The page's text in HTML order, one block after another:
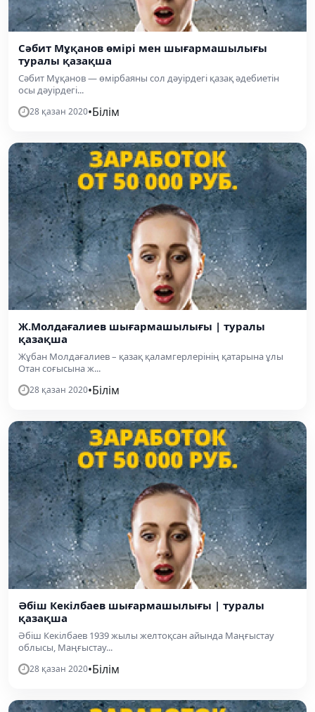
Сәбит Мұқанов өмірі мен шығармашылығы
туралы қазақша
Сәбит Мұқанов — өмірбаяны сол дәуірдегі қазақ әдебиетін
осы дәуірдегі...
28 қазан 2020•Білім
Ж.Молдағалиев шығармашылығы | туралы
қазақша
Жұбан Молдағалиев – қазақ қаламгерлерінің қатарына ұлы
Отан соғысына ж...
28 қазан 2020•Білім
Әбіш Кекілбаев шығармашылығы | туралы
қазақша
Әбіш Кекілбаев 1939 жылы желтоқсан айында Маңғыстау
облысы, Маңғыстау...
28 қазан 2020•Білім